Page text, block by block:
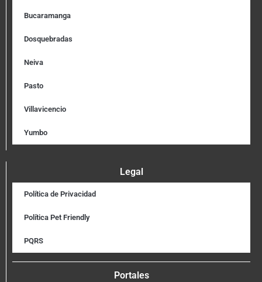
Bucaramanga
Dosquebradas
Neiva
Pasto
Villavicencio
Yumbo
Legal
Política de Privacidad
Política Pet Friendly
PQRS
Portales